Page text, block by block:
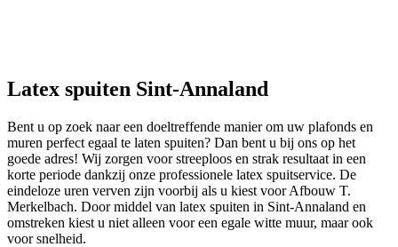
Latex spuiten Sint-Annaland
Bent u op zoek naar een doeltreffende manier om uw plafonds en
muren perfect egaal te laten spuiten? Dan bent u bij ons op het
goede adres! Wij zorgen voor streeploos en strak resultaat in een
korte periode dankzij onze professionele latex spuitservice. De
eindeloze uren verven zijn voorbij als u kiest voor Afbouw T.
Merkelbach. Door middel van latex spuiten in Sint-Annaland en
omstreken kiest u niet alleen voor een egale witte muur, maar ook
voor snelheid.